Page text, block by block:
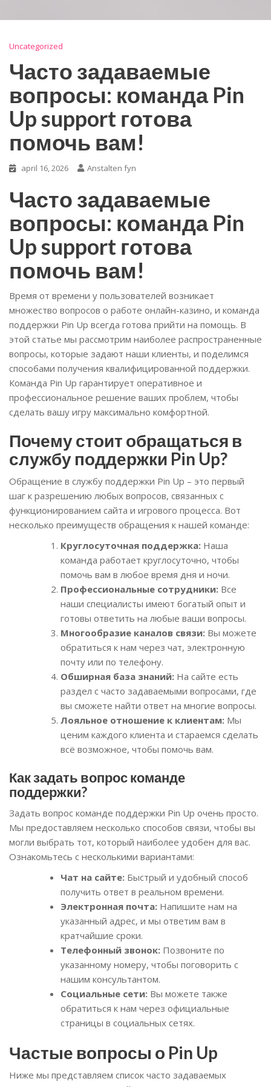
Uncategorized
Часто задаваемые
вопросы: команда Pin
Up support готова
помочь вам!
april 16, 2026 Anstalten fyn
Часто задаваемые
вопросы: команда Pin
Up support готова
помочь вам!
Время от времени у пользователей возникает
множество вопросов о работе онлайн-казино, и команда
поддержки Pin Up всегда готова прийти на помощь. В
этой статье мы рассмотрим наиболее распространенные
вопросы, которые задают наши клиенты, и поделимся
способами получения квалифицированной поддержки.
Команда Pin Up гарантирует оперативное и
профессиональное решение ваших проблем, чтобы
сделать вашу игру максимально комфортной.
Почему стоит обращаться в
службу поддержки Pin Up?
Обращение в службу поддержки Pin Up – это первый
шаг к разрешению любых вопросов, связанных с
функционированием сайта и игрового процесса. Вот
несколько преимуществ обращения к нашей команде:
Круглосуточная поддержка: Наша
команда работает круглосуточно, чтобы
помочь вам в любое время дня и ночи.
Профессиональные сотрудники: Все
наши специалисты имеют богатый опыт и
готовы ответить на любые ваши вопросы.
Многообразие каналов связи: Вы можете
обратиться к нам через чат, электронную
почту или по телефону.
Обширная база знаний: На сайте есть
раздел с часто задаваемыми вопросами, где
вы сможете найти ответ на многие вопросы.
Лояльное отношение к клиентам: Мы
ценим каждого клиента и стараемся сделать
всё возможное, чтобы помочь вам.
Как задать вопрос команде
поддержки?
Задать вопрос команде поддержки Pin Up очень просто.
Мы предоставляем несколько способов связи, чтобы вы
могли выбрать тот, который наиболее удобен для вас.
Ознакомьтесь с несколькими вариантами:
Чат на сайте: Быстрый и удобный способ
получить ответ в реальном времени.
Электронная почта: Напишите нам на
указанный адрес, и мы ответим вам в
кратчайшие сроки.
Телефонный звонок: Позвоните по
указанному номеру, чтобы поговорить с
нашим консультантом.
Социальные сети: Вы можете также
обратиться к нам через официальные
страницы в социальных сетях.
Частые вопросы о Pin Up
Ниже мы представляем список часто задаваемых